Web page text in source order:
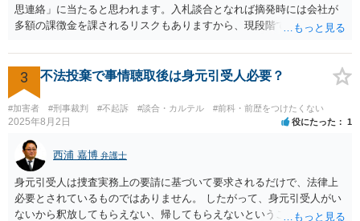
思連絡」に当たると思われます。入札談合となれば摘発時には会社が
多額の課徴金を課されるリスクもありますから、現段階で通報するこ
3 不法投棄で事情聴取後は身元引受人必要？
#加害者 #刑事裁判 #不起訴 #談合・カルテル #前科・前歴をつけたくない
2025年8月2日 役にたった 1
西浦 嘉博 弁護士
身元引受人は捜査実務上の要請に基づいて要求されるだけで、法律上
必要とされているものではありません。 したがって、身元引受人がい
ないから釈放してもらえない、帰してもらえないということはありま